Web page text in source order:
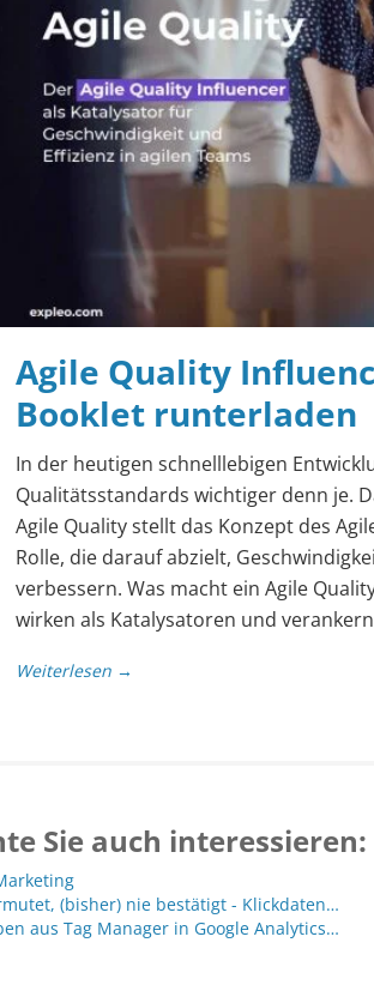
Agile Quality
Booklet runterladen
In der heutigen schnelllebigen
Qualitätsstandards wichtiger denn je.
Agile Quality stellt das Konzept des
Rolle, die darauf abzielt,
verbessern. Was macht ein Agile
wirken als Katalysatoren und
Weiterlesen →
Sie auch interessieren:
(bisher) nie bestätigt - Klickdaten…
aus Tag Manager in Google Analytics…